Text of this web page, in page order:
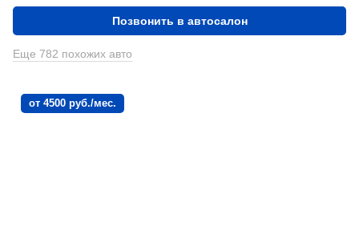
Позвонить в автосалон
Еще 782 похожих авто
от 4500 руб./мес.